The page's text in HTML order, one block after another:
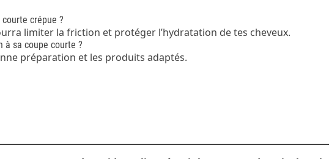
crépue ?
limiter la friction et protéger l’hydratation de tes cheveux.
à sa coupe courte ?
préparation et les produits adaptés.